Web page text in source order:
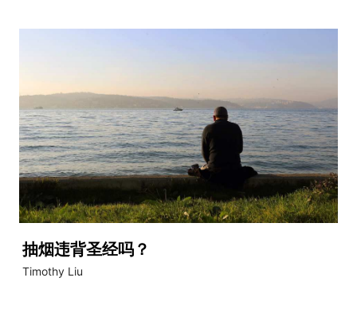
抽烟违背圣经吗？
Timothy Liu